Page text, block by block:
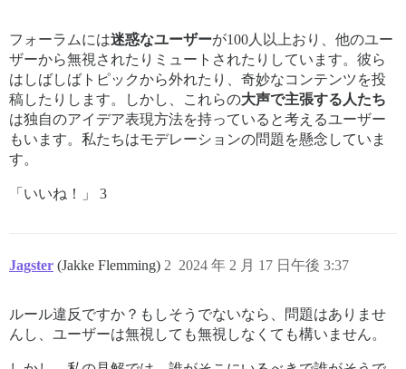
フォーラムには迷惑なユーザーが100人以上おり、他のユー
ザーから無視されたりミュートされたりしています。彼ら
はしばしばトピックから外れたり、奇妙なコンテンツを投
稿したりします。しかし、これらの大声で主張する人たち
は独自のアイデア表現方法を持っていると考えるユーザー
もいます。私たちはモデレーションの問題を懸念していま
す。
「いいね！」 3
Jagster (Jakke Flemming) 2024 年 2 月 17 日午後 3:37
2
ルール違反ですか？もしそうでないなら、問題はありませ
んし、ユーザーは無視しても無視しなくても構いません。